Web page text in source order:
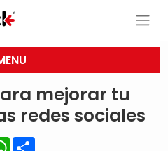
mejorar tu
redes sociales
WhatsApp